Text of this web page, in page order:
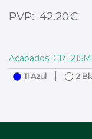
42.20€
Acabados:
11 Azul 2